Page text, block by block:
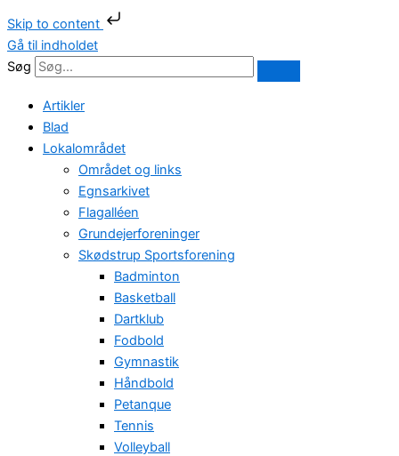
Skip to content
Gå til indholdet
Søg
Artikler
Blad
Lokalområdet
Området og links
Egnsarkivet
Flagalléen
Grundejerforeninger
Skødstrup Sportsforening
Badminton
Basketball
Dartklub
Fodbold
Gymnastik
Håndbold
Petanque
Tennis
Volleyball